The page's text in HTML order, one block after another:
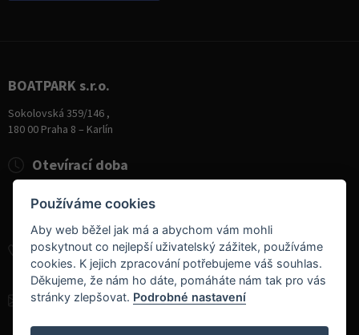
BOATPARK s.r.o.
Sokolovská 359/146 ,
180 00 Praha 8 – Karlín
+420 284 826 787
+420 604 728 042
info@boatpark.cz
Otevírací doba
Úterý - Pátek
10:00 - 19:00
Sobota
9:00 - 14:00
Používáme cookies
Aby web běžel jak má a abychom vám mohli
poskytnout co nejlepší uživatelský zážitek, používáme
cookies. K jejich zpracování potřebujeme váš souhlas.
Děkujeme, že nám ho dáte, pomáháte nám tak pro vás
stránky zlepšovat. Podrobné nastavení